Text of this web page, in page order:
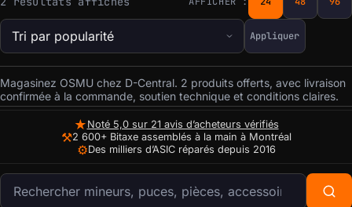
Appliquer
Magasinez OSMU chez D-Central. 2 produits offerts, avec livraison
confirmée à la commande, soutien technique et conditions claires.
★ Noté 5,0 sur 21 avis d’acheteurs vérifiés
⚒2 600+ Bitaxe assemblés à la main à Montréal
⚙Des milliers d’ASIC réparés depuis 2016
Rechercher des produits